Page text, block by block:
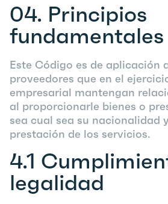
04. Principios
fundamentales
Este Código es de aplicación
proveedores que en el
empresarial mantengan
al proporcionarle bienes o
sea cual sea su nacionalidad
prestación de los servicios.
4.1
legalidad